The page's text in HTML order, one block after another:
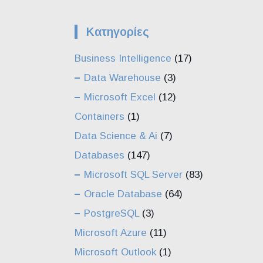
Kατηγορίες
Business Intelligence (17)
Data Warehouse (3)
Microsoft Excel (12)
Containers (1)
Data Science & Ai (7)
Databases (147)
Microsoft SQL Server (83)
Oracle Database (64)
PostgreSQL(3)
Microsoft Azure (11)
Microsoft Outlook (1)